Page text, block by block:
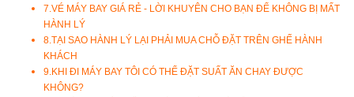
7.VÉ MÁY BAY GIÁ RẺ - LỜI KHUYÊN CHO BẠN ĐỂ KHÔNG BỊ MẤT
HÀNH LÝ
8.TẠI SAO HÀNH LÝ LẠI PHẢI MUA CHỖ ĐẶT TRÊN GHẾ HÀNH
KHÁCH
9.KHI ĐI MÁY BAY TÔI CÓ THỂ ĐẶT SUẤT ĂN CHAY ĐƯỢC
KHÔNG?